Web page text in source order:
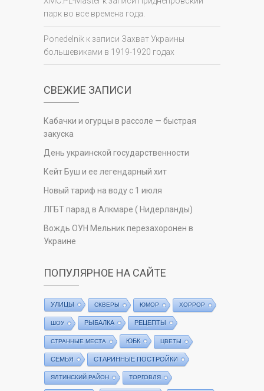
парк во все времена года.
Ponedelnik к записи Захват Украины
большевиками в 1919-1920 годах
СВЕЖИЕ ЗАПИСИ
Кабачки и огурцы в рассоле — быстрая
закуска
День украинской государственности
Кейт Буш и ее легендарный хит
Новый тариф на воду с 1 июля
ЛГБТ парад в Алкмаре ( Нидерланды)
Вождь ОУН Мельник перезахоронен в
Украине
ПОПУЛЯРНОЕ НА САЙТЕ
УЛИЦЫ СКВЕРЫ ЮМОР ХОРРОР
ШОУ РЫБАЛКА РЕЦЕПТЫ
СТРАННЫЕ МЕСТА ЮБК ЦВЕТЫ
СЕМЬЯ СТАРИННЫЕ ПОСТРОЙКИ
ЯЛТИНСКИЙ РАЙОН ТОРГОВЛЯ